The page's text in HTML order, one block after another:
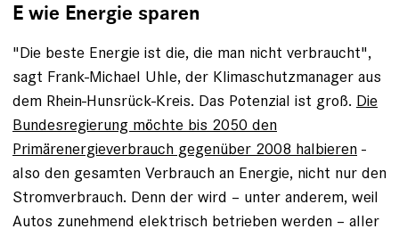
E wie Energie sparen
"Die beste Energie ist die, die man nicht verbraucht",
sagt Frank-Michael Uhle, der Klimaschutzmanager aus
dem Rhein-Hunsrück-Kreis. Das Potenzial ist groß. Die
Bundesregierung möchte bis 2050 den
Primärenergieverbrauch gegenüber 2008 halbieren -
also den gesamten Verbrauch an Energie, nicht nur den
Stromverbrauch. Denn der wird – unter anderem, weil
Autos zunehmend elektrisch betrieben werden – aller